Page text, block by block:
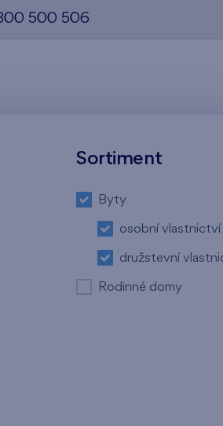
500 506
Sortiment
Byty
osobní vlastnictví
družstevní
Rodinné domy